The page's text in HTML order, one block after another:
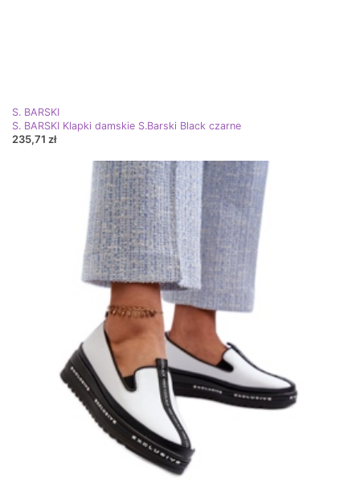
S. BARSKI
S. BARSKI Klapki damskie S.Barski Black czarne
235,71 zł